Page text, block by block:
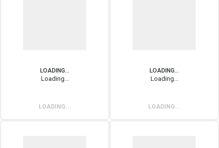
LOADING...
Loading...
LOADING...
LOADING...
Loading...
LOADING...